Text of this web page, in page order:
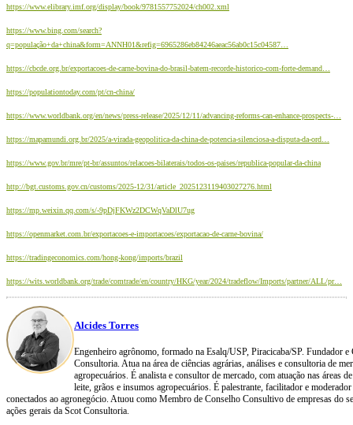
https://www.elibrary.imf.org/display/book/9781557752024/ch002.xml
https://www.bing.com/search?
q=população+da+china&form=ANNH01&refig=6965286eb84246aeac56ab0c15c04587…
https://cbcde.org.br/exportacoes-de-carne-bovina-do-brasil-batem-recorde-historico-com-forte-demand…
https://populationtoday.com/pt/cn-china/
https://www.worldbank.org/en/news/press-release/2025/12/11/advancing-reforms-can-enhance-prospects-…
https://mapamundi.org.br/2025/a-virada-geopolitica-da-china-de-potencia-silenciosa-a-disputa-da-ord…
https://www.gov.br/mre/pt-br/assuntos/relacoes-bilaterais/todos-os-paises/republica-popular-da-china
http://bgt.customs.gov.cn/customs/2025-12/31/article_2025123119403027276.html
https://mp.weixin.qq.com/s/-9pDjFKWz2DCWqVaDlU7ug
https://openmarket.com.br/exportacoes-e-importacoes/exportacao-de-carne-bovina/
https://tradingeconomics.com/hong-kong/imports/brazil
https://wits.worldbank.org/trade/comtrade/en/country/HKG/year/2024/tradeflow/Imports/partner/ALL/pr…
Alcides Torres
Engenheiro agrônomo, formado na Esalq/USP, Piracicaba/SP. Fundador e
Consultoria. Atua na área de ciências agrárias, análises e consultoria de
agropecuários. É analista e consultor de mercado, com atuação nas áreas
leite, grãos e insumos agropecuários. É palestrante, facilitador e
conectados ao agronegócio. Atuou como Membro de Conselho Consultivo de empresas do
ações gerais da Scot Consultoria.